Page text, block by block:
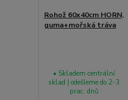
Rohož 60x40cm HORN,
guma+mořská tráva
• Skladem centrální
sklad | odešleme do 2-3
prac. dnů